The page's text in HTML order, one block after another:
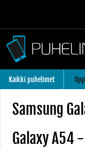
Kaikki puhelimet
Samsung
Galaxy A54